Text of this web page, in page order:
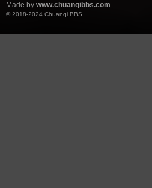
Made by www.chuanqibbs.com
© 2018-2024 Chuanqi BBS